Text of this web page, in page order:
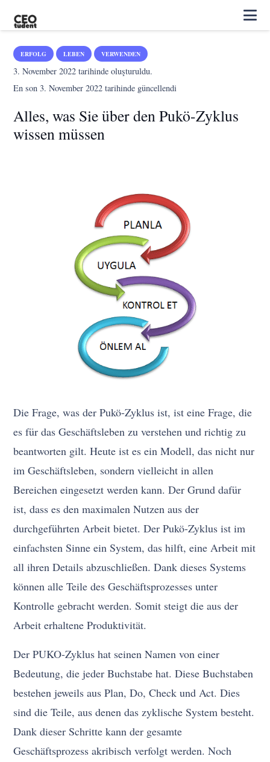
ERFOLG LEBEN VERWENDEN
3. November 2022 tarihinde oluşturuldu.
En son3. November 2022 tarihinde güncellendi
Alles, was Sie über den Pukö-Zyklus
wissen müssen
Die Frage, was der Pukö-Zyklus ist, ist eine Frage, die
es für das Geschäftsleben zu verstehen und richtig zu
beantworten gilt. Heute ist es ein Modell, das nicht nur
im Geschäftsleben, sondern vielleicht in allen
Bereichen eingesetzt werden kann. Der Grund dafür
ist, dass es den maximalen Nutzen aus der
durchgeführten Arbeit bietet. Der Pukö-Zyklus ist im
einfachsten Sinne ein System, das hilft, eine Arbeit mit
all ihren Details abzuschließen. Dank dieses Systems
können alle Teile des Geschäftsprozesses unter
Kontrolle gebracht werden. Somit steigt die aus der
Arbeit erhaltene Produktivität.
Der PUKO-Zyklus hat seinen Namen von einer
Bedeutung, die jeder Buchstabe hat. Diese Buchstaben
bestehen jeweils aus Plan, Do, Check und Act. Dies
sind die Teile, aus denen das zyklische System besteht.
Dank dieser Schritte kann der gesamte
Geschäftsprozess akribisch verfolgt werden. Noch